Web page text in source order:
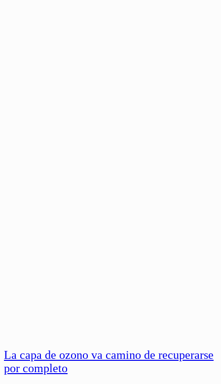
La capa de ozono va camino de recuperarse
por completo